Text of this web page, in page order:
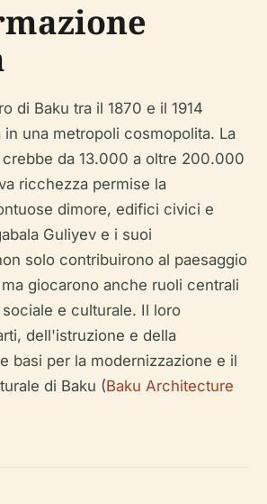
di Baku tra il 1870 e il 1914
una metropoli cosmopolita. La
da 13.000 a oltre 200.000
ricchezza permise la
dimore, edifici civici e
Guliyev e i suoi
solo contribuirono al paesaggio
giocarono anche ruoli centrali
e culturale. Il loro
dell'istruzione e della
basi per la modernizzazione e il
di Baku (Baku Architecture